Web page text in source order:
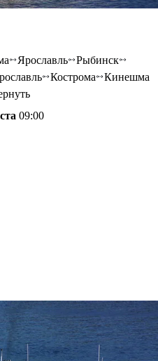
Ярославль
Рыбинск
Кострома
Кинешма
09:00